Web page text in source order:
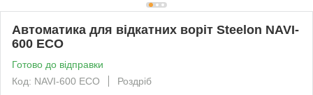
Автоматика для відкатних воріт Steelon NAVI-
600 ECO
Готово до відправки
Код: NAVI-600 ECO
Роздріб